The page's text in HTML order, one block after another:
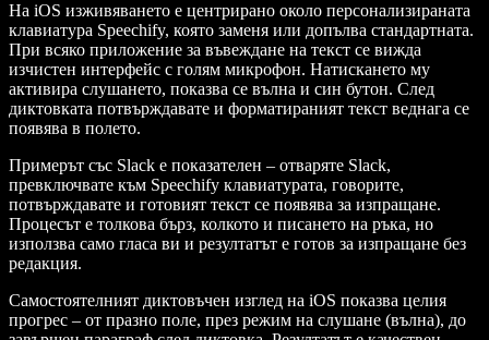
На iOS изживяването е центрирано около персонализираната
клавиатура Speechify, която заменя или допълва стандартната.
При всяко приложение за въвеждане на текст се вижда
изчистен интерфейс с голям микрофон. Натискането му
активира слушането, показва се вълна и син бутон. След
диктовката потвърждавате и форматираният текст веднага се
появява в полето.
Примерът със Slack е показателен – отваряте Slack,
превключвате към Speechify клавиатурата, говорите,
потвърждавате и готовият текст се появява за изпращане.
Процесът е толкова бърз, колкото и писането на ръка, но
използва само гласа ви и резултатът е готов за изпращане без
редакция.
Самостоятелният диктовъчен изглед на iOS показва целия
прогрес – от празно поле, през режим на слушане (вълна), до